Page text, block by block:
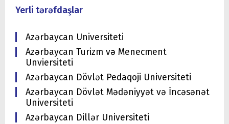
Yerli tərəfdaşlar
Azərbaycan Universiteti
Azərbaycan Turizm və Menecment
Unviersiteti
Azərbaycan Dövlət Pedaqoji Universiteti
Azərbaycan Dövlət Mədəniyyət və İncəsənət
Universiteti
Azərbaycan Dillər Universiteti